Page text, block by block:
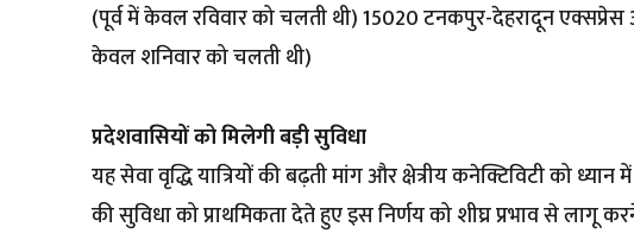
(पूर्व में केवल रविवार को चलती थी) 15020 टनकपुर-देहरादून
केवल शनिवार को चलती थी)
प्रदेशवासियों को मिलेगी बड़ी सुविधा
यह सेवा वृद्धि यात्रियों की बढ़ती मांग और क्षेत्रीय कनेक्टिविटी को
की सुविधा को प्राथमिकता देते हुए इस निर्णय को शीघ्र प्रभाव से लागू